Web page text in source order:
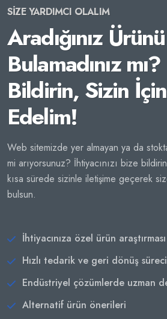
SİZE YARDIMCI OLALIM
Aradığınız Ürünü
Bulamadınız
Bildirin, Sizin
Edelim!
Web sitemizde yer almayan ya da
mi arıyorsunuz? İhtiyacınızı bize
kısa sürede sizinle iletişime geçerek
bulsun.
İhtiyacınıza özel ürün araştırması
Hızlı tedarik ve geri dönüş süreci
Endüstriyel çözümlerde uzman
Alternatif ürün önerileri